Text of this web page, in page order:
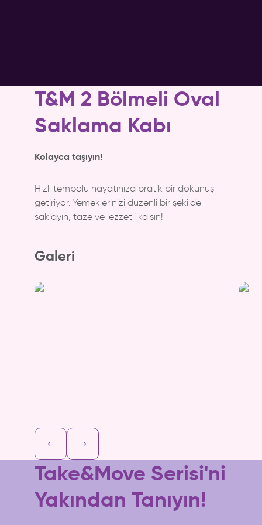
T&M 2 Bölmeli Oval
Saklama Kabı
Kolayca taşıyın!
Hızlı tempolu hayatınıza pratik bir dokunuş
getiriyor. Yemeklerinizi düzenli bir şekilde
saklayın, taze ve lezzetli kalsın!
Galeri
Take&Move Serisi'ni
Yakından Tanıyın!